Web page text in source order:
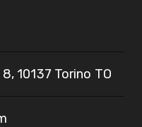
10137 Torino TO​